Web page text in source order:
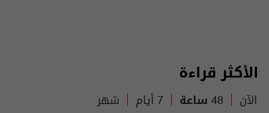
الأكثر قراءة
الآن 48 ساعة 7 أيام شهر